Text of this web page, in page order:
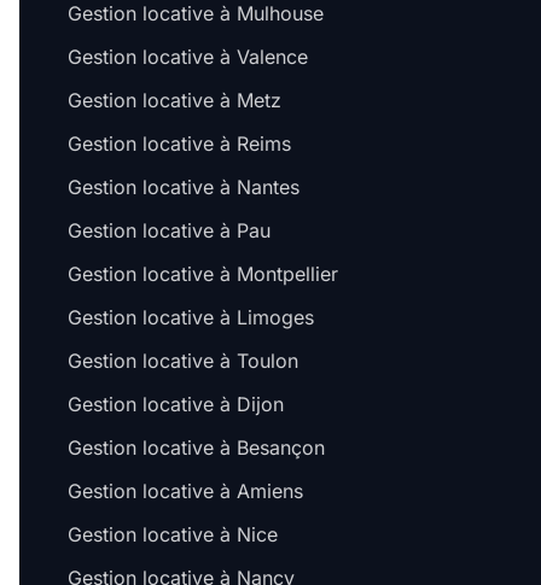
Gestion locative à Mulhouse
Gestion locative à Valence
Gestion locative à Metz
Gestion locative à Reims
Gestion locative à Nantes
Gestion locative à Pau
Gestion locative à Montpellier
Gestion locative à Limoges
Gestion locative à Toulon
Gestion locative à Dijon
Gestion locative à Besançon
Gestion locative à Amiens
Gestion locative à Nice
Gestion locative à Nancy